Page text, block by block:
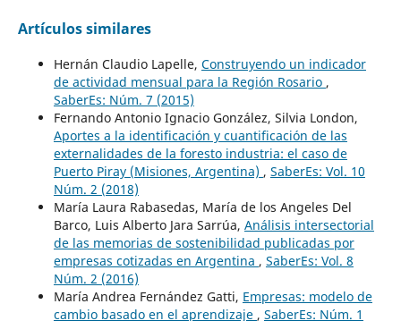
Artículos similares
Hernán Claudio Lapelle, Construyendo un indicador
de actividad mensual para la Región Rosario ,
SaberEs: Núm. 7 (2015)
Fernando Antonio Ignacio González, Silvia London,
Aportes a la identificación y cuantificación de las
externalidades de la foresto industria: el caso de
Puerto Piray (Misiones, Argentina) , SaberEs: Vol. 10
Núm. 2 (2018)
María Laura Rabasedas, María de los Angeles Del
Barco, Luis Alberto Jara Sarrúa, Análisis intersectorial
de las memorias de sostenibilidad publicadas por
empresas cotizadas en Argentina , SaberEs: Vol. 8
Núm. 2 (2016)
María Andrea Fernández Gatti, Empresas: modelo de
cambio basado en el aprendizaje , SaberEs: Núm. 1